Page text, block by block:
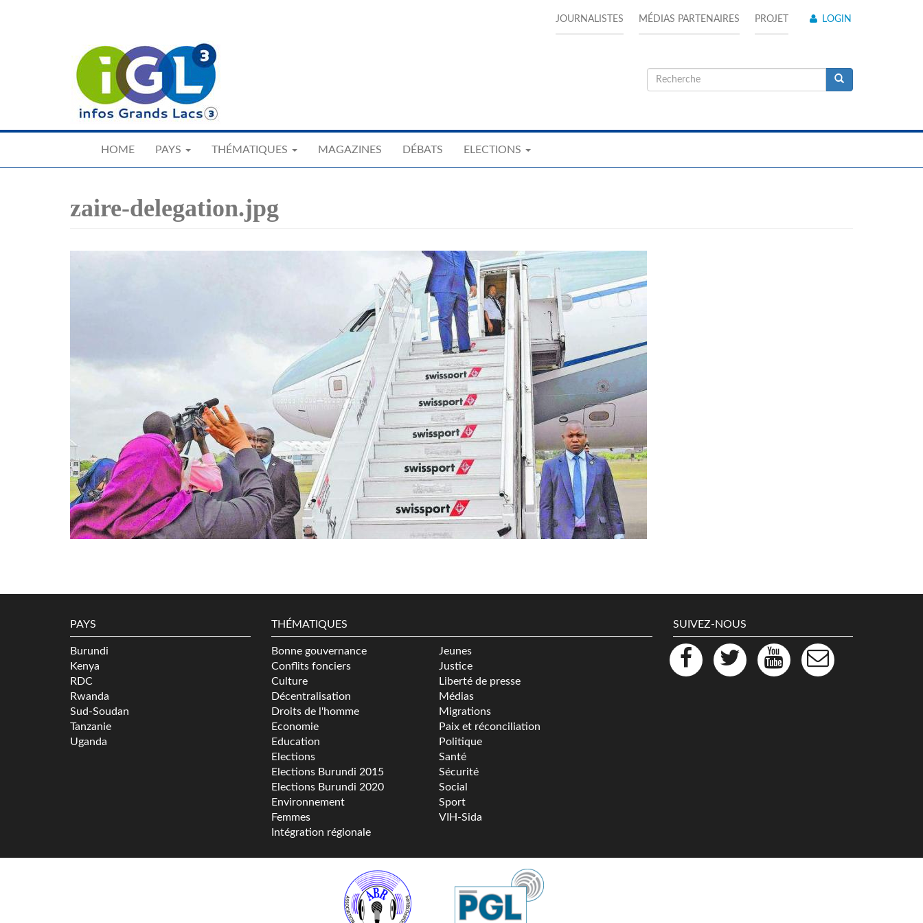
JOURNALISTES MÉDIAS PARTENAIRES PROJET LOGIN
Formulaire
recherche
HOME PAYS THÉMATIQUES MAGAZINES DÉBATS ELECTIONS
zaire-delegation.jpg
PAYS
Burundi
Kenya
RDC
Rwanda
Sud-Soudan
Tanzanie
Uganda
THÉMATIQUES
Bonne gouvernance
Conflits fonciers
Culture
Décentralisation
Droits de l'homme
Economie
Education
Elections
Elections Burundi 2015
Elections Burundi 2020
Environnement
Femmes
Intégration régionale
Jeunes
Justice
Liberté de presse
Médias
Migrations
Paix et réconciliation
Politique
Santé
Sécurité
Social
Sport
VIH-Sida
SUIVEZ-NOUS